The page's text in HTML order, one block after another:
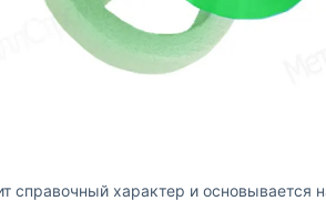
справочный характер и основывается